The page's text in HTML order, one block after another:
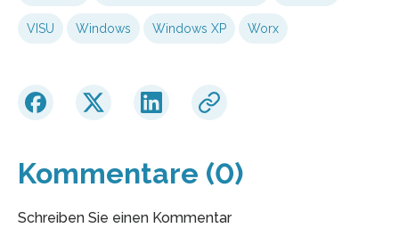
VISU Windows Windows XP Worx
Kommentare (0)
Schreiben Sie einen Kommentar